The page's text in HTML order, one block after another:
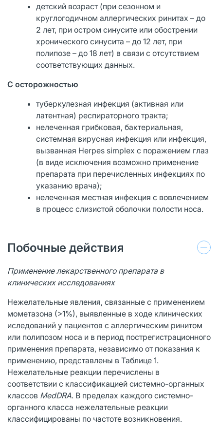
детский возраст (при сезонном и
круглогодичном аллергических ринитах – до
2 лет, при остром синусите или обострении
хронического синусита – до 12 лет, при
полипозе – до 18 лет) в связи с отсутствием
соответствующих данных.
С осторожностью
туберкулезная инфекция (активная или
латентная) респираторного тракта;
нелеченная грибковая, бактериальная,
системная вирусная инфекция или инфекция,
вызванная Herpes simplex с поражением глаз
(в виде исключения возможно применение
препарата при перечисленных инфекциях по
указанию врача);
нелеченная местная инфекция с вовлечением
в процесс слизистой оболочки полости носа.
Побочные действия
Применение лекарственного препарата в
клинических исследованиях
Нежелательные явления, связанные с применением
мометазона (>1%), выявленные в ходе клинических
иследований у пациентов с аллергическим ринитом
или полипозом носа и в период пострегистрационного
применения препарата, независимо от показания к
применению, представлены в Таблице 1.
Нежелательные реакции перечислены в
соответствии с классификацией системно-органных
классов MedDRA. В пределах каждого системно-
органного класса нежелательные реакции
классифицированы по частоте возникновения.